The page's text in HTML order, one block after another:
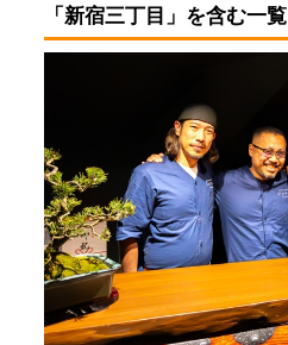
「新宿三丁目」を含む一覧